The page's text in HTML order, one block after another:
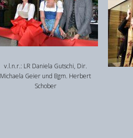
v.l.n.r.: LR Daniela Gutschi, Dir.
Michaela Geier und Bgm. Herbert
Schober